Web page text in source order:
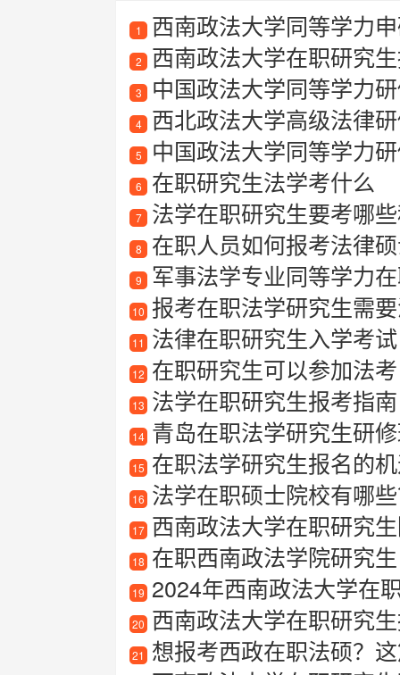
1 西南政法大学同等学力
2 西南政法大学在职研究
3 中国政法大学同等学力
4 西北政法大学高级法律
5 中国政法大学同等学力
6 在职研究生法学考什么
7 法学在职研究生要考哪
8 在职人员如何报考法律
9 军事法学专业同等学力
10 报考在职法学研究生需要
11 法律在职研究生入学考试
12 在职研究生可以参加法考
13 法学在职研究生报考指南
14 青岛在职法学研究生研
15 在职法学研究生报名的
16 法学在职硕士院校有哪
17 西南政法大学在职研究
18 在职西南政法学院研究生
19 2024年西南政法大学在职研究
20 西南政法大学在职研究生
21
想报考西政在职法硕？